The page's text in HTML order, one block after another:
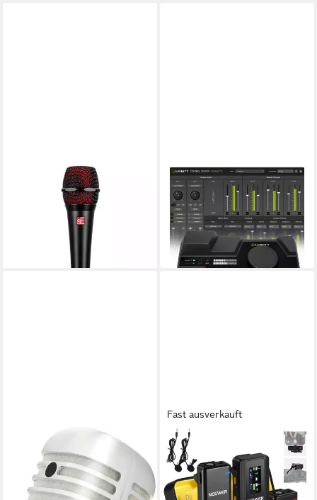
SE ELECTRONICS
Mikrofon, V7 Schwarz -
Gesangsmikrofon
lieferbar - in 3-4 Werktagen bei dir
LEWITT
Digitales Aufnahmegerät
(CONNECT 6 - USB
Interface)
290,52 €
lieferbar - in 3-4 Werktagen bei dir
PRONOMIC
Mikrofon DM-66S Elvis
dynamisches Vintage-
Mikrofon Silber/Weiß (1-tlg),
Fast ausverkauft
NEEWER
Mikrofon CM28 kabelloses
Lavalier Mikrofonsystem, mit
Ladeetui (Packung), 2